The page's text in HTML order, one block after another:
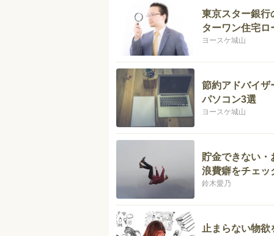
東京スター銀
ターワン住宅ロ
ヨースケ城山
節約アドバイザ
パソコン3選
ヨースケ城山
貯金できない・
浪費癖をチェッ
鈴木愛乃
止まらない物